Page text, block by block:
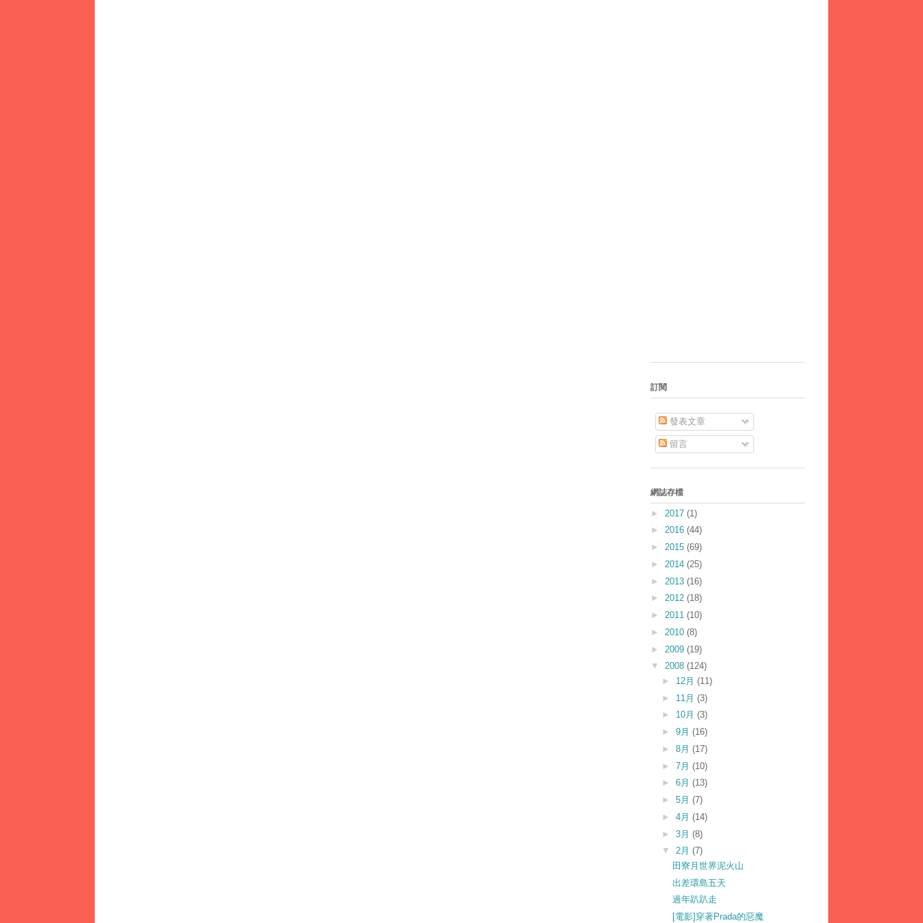
訂閱
發表文章
留言
網誌存檔
► 2017 (1)
► 2016 (44)
► 2015 (69)
► 2014 (25)
► 2013 (16)
► 2012 (18)
► 2011 (10)
► 2010 (8)
► 2009 (19)
▼ 2008 (124)
► 12月 (11)
► 11月 (3)
► 10月 (3)
► 9月 (16)
► 8月 (17)
► 7月 (10)
► 6月 (13)
► 5月 (7)
► 4月 (14)
► 3月 (8)
▼ 2月 (7)
田寮月世界泥火山
出差環島五天
過年趴趴走
[電影]穿著Prada的惡魔